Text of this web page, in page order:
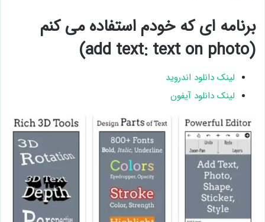
برنامه ای که خودم استفاده می کنم
(add text: text on photo)
لینک دانلود اندروید
لینک دانلود آیفون